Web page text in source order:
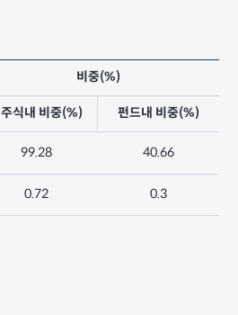
비중(%)
주식내 비중(%) 펀드내 비중(%)
99.28 40.66
0.72 0.3